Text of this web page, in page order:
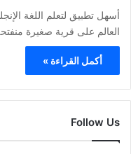
العالم على قرية صغيرة
أكمل القراءة »
Follow Us